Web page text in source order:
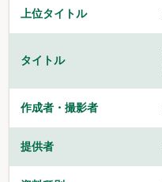
上位タイトル
タイトル
作成者・撮影者
提供者